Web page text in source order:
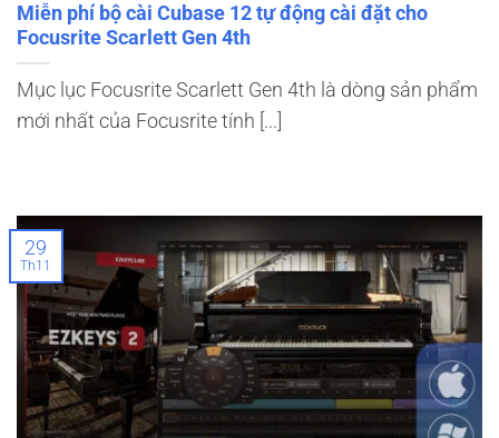
Miễn phí bộ cài Cubase 12 tự động cài đặt cho
Focusrite Scarlett Gen 4th
Mục lục Focusrite Scarlett Gen 4th là dòng sản phẩm
mới nhất của Focusrite tính [...]
29
Th11